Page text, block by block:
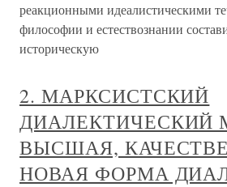
реакционными идеалистическими
философии и естествознании
историческую
2. МАРКСИСТСКИЙ
ДИАЛЕКТИЧЕСКИЙ
ВЫСШАЯ,
НОВАЯ ФОРМА